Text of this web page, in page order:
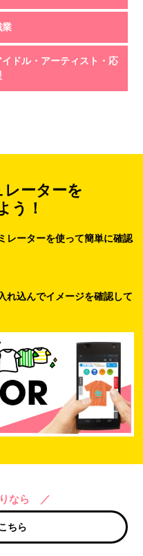
業
イドル・アーティスト・応
ーターを
う！
レーターを使って簡単に確認
れ込んでイメージを確認して
なら ／
ちら